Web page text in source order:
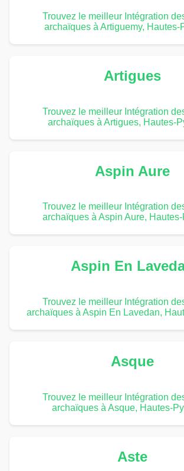
Trouvez le meilleur Intégration
archaïques à Artiguemy, Hautes-
Artigues
Trouvez le meilleur Intégration
archaïques à Artigues, Hautes-
Aspin Aure
Trouvez le meilleur Intégration
archaïques à Aspin Aure,
Aspin En
Trouvez le meilleur Intégration
archaïques à Aspin En Lavedan,
Asque
Trouvez le meilleur Intégration
archaïques à Asque, Hautes-
Aste